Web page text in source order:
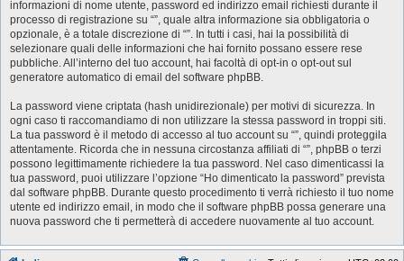
informazioni di nome utente, password ed indirizzo email richiesti durante il
processo di registrazione su “”, quale altra informazione sia obbligatoria o
opzionale, è a totale discrezione di “”. In tutti i casi, hai la possibilità di
selezionare quali delle informazioni che hai fornito possano essere rese
pubbliche. All’interno del tuo account, hai facoltà di opt-in o opt-out sul
generatore automatico di email del software phpBB.
La password viene criptata (hash unidirezionale) per motivi di sicurezza. In
ogni caso ti raccomandiamo di non utilizzare la stessa password in troppi siti.
La tua password è il metodo di accesso al tuo account su “”, quindi proteggila
attentamente. Ricorda che in nessuna circostanza affiliati di “”, phpBB o terzi
possono legittimamente richiedere la tua password. Nel caso dimenticassi la
tua password, puoi utilizzare l’opzione “Ho dimenticato la password” prevista
dal software phpBB. Durante questo procedimento ti verrà richiesto il tuo nome
utente ed indirizzo email, in modo che il software phpBB possa generare una
nuova password che ti permetterà di accedere nuovamente al tuo account.